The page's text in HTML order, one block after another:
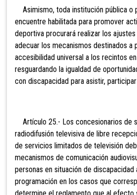
Asimismo, toda institución pública o
encuentre habilitada para promover
deportiva procurará realizar los
adecuar los mecanismos destinados a
accesibilidad universal a los recintos
resguardando la igualdad de
con discapacidad para asistir,
Artículo 25.- Los concesionarios de
radiodifusión televisiva de libre
de servicios limitados de televisión
mecanismos de comunicación
personas en situación de
programación en los casos que